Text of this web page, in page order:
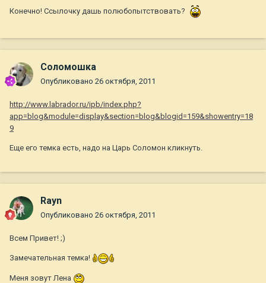
Конечно! Ссылочку дашь полюбопытствовать?
Соломошка
Опубликовано 26 октября, 2011
http://www.labrador.ru/ipb/index.php?
app=blog&module=display&section=blog&blogid=159&showentry=18
9
Еще его темка есть, надо на Царь Соломон кликнуть.
Rayn
Опубликовано 26 октября, 2011
Всем Привет! ;)
Замечательная темка!
Меня зовут Лена